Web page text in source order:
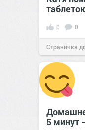
0 0
Страничка
позитива!
5 минут